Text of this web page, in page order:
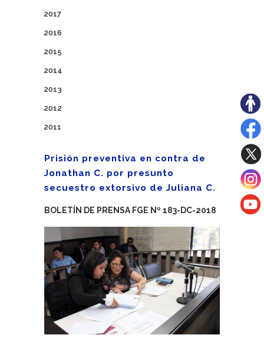
2017
2016
2015
2014
2013
2012
2011
Prisión preventiva en contra de
Jonathan C. por presunto
secuestro extorsivo de Juliana C.
BOLETÍN DE PRENSA FGE Nº 183-DC-2018